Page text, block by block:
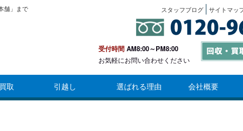
舗」まで スタッフブログ サイトマッ
受付時間AM8:00～PM8:00
お気軽にお問い合わせください
取 引越し 選ばれる理由 会社概要